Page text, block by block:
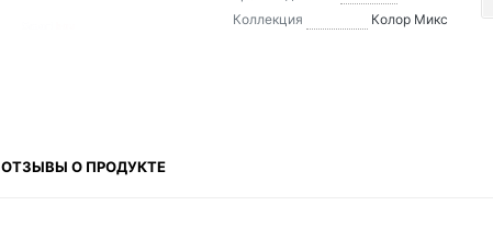
Коллекция Колор Микс
ОТЗЫВЫ О ПРОДУКТЕ